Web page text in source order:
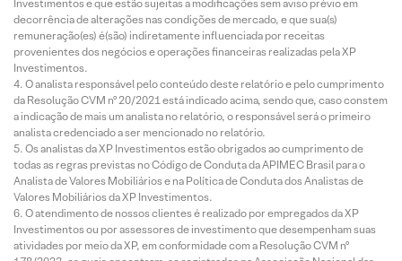
Investimentos e que estão sujeitas a modificações sem aviso prévio em
decorrência de alterações nas condições de mercado, e que sua(s)
remuneração(es) é(são) indiretamente influenciada por receitas
provenientes dos negócios e operações financeiras realizadas pela XP
Investimentos.
O analista responsável pelo conteúdo deste relatório e pelo cumprimento
da Resolução CVM nº 20/2021 está indicado acima, sendo que, caso constem
a indicação de mais um analista no relatório, o responsável será o primeiro
analista credenciado a ser mencionado no relatório.
Os analistas da XP Investimentos estão obrigados ao cumprimento de
todas as regras previstas no Código de Conduta da APIMEC Brasil para o
Analista de Valores Mobiliários e na Política de Conduta dos Analistas de
Valores Mobiliários da XP Investimentos.
O atendimento de nossos clientes é realizado por empregados da XP
Investimentos ou por assessores de investimento que desempenham suas
atividades por meio da XP, em conformidade com a Resolução CVM nº